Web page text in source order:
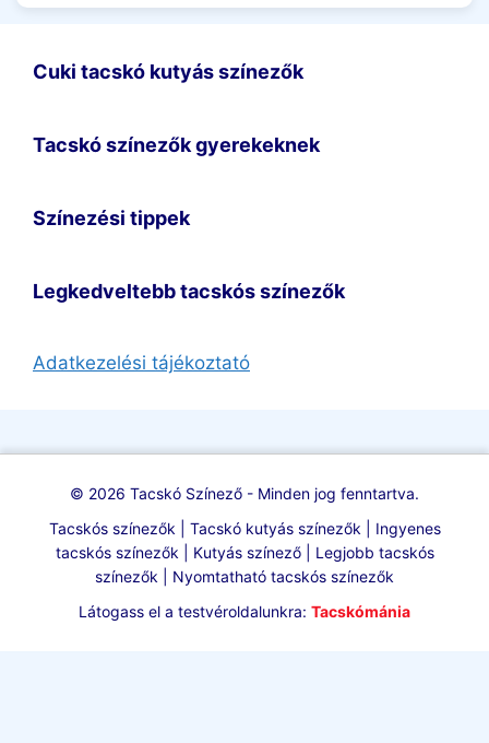
Cuki tacskó kutyás színezők
Tacskó színezők gyerekeknek
Színezési tippek
Legkedveltebb tacskós színezők
Adatkezelési tájékoztató
© 2026 Tacskó Színező - Minden jog fenntartva.
Tacskós színezők | Tacskó kutyás színezők | Ingyenes
tacskós színezők | Kutyás színező | Legjobb tacskós
színezők | Nyomtatható tacskós színezők
Látogass el a testvéroldalunkra: Tacskómánia